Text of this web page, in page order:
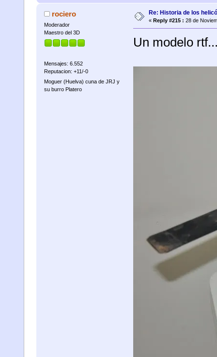
rociero
Moderador
Maestro del 3D
Mensajes: 6.552
Reputacion: +11/-0
Moguer (Huelva) cuna de JRJ y
su burro Platero
Re: Historia de los
« Reply #215 : 28 de
Un modelo